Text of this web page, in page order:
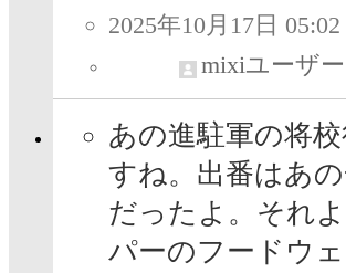
2025年10月17日 05:02
mixiユーザー
あの進駐軍の将
すね。出番はあ
だったよ。それ
パーのフードウ